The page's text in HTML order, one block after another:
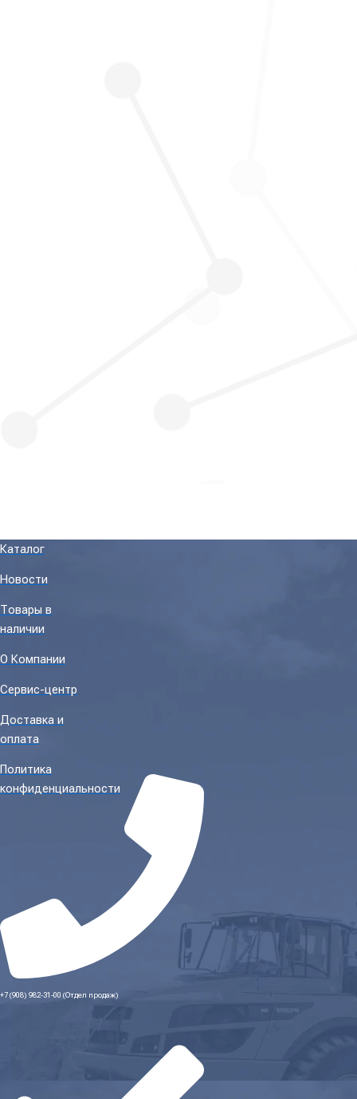
Каталог
Новости
Товары в
наличии
О Компании
Сервис-центр
Доставка и
оплата
Политика
конфиденциальности
+7 (908) 982-31-00 (Отдел продаж)